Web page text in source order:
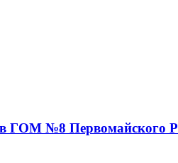
ГОМ №8 Первомайского